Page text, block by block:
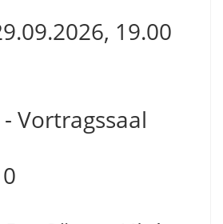
19.00
Vortragssaal